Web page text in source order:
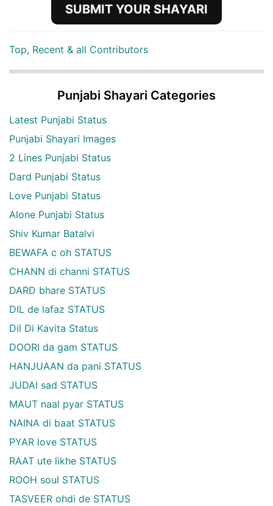
SUBMIT YOUR SHAYARI
Top, Recent & all Contributors
Punjabi Shayari Categories
Latest Punjabi Status
Punjabi Shayari Images
2 Lines Punjabi Status
Dard Punjabi Status
Love Punjabi Status
Alone Punjabi Status
Shiv Kumar Batalvi
BEWAFA c oh STATUS
CHANN di channi STATUS
DARD bhare STATUS
DIL de lafaz STATUS
Dil Di Kavita Status
DOORI da gam STATUS
HANJUAAN da pani STATUS
JUDAI sad STATUS
MAUT naal pyar STATUS
NAINA di baat STATUS
PYAR love STATUS
RAAT ute likhe STATUS
ROOH soul STATUS
TASVEER ohdi de STATUS